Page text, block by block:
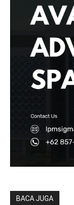
BACA JUGA